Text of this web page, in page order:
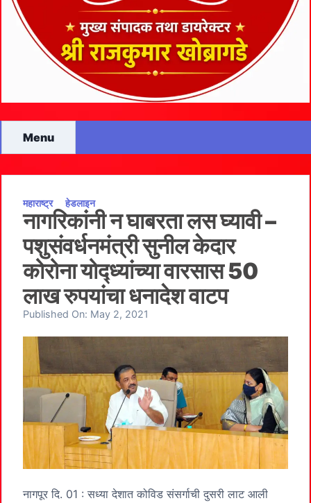
Menu
महाराष्ट्र हेडलाइन
नागरिकांनी न घाबरता लस घ्यावी –
पशुसंवर्धनमंत्री सुनील केदार
कोरोना योद्ध्यांच्या वारसास 50
लाख रुपयांचा धनादेश वाटप
Published On: May 2, 2021
नागपूर दि. 01 : सध्या देशात कोविड संसर्गाची दुसरी लाट आली